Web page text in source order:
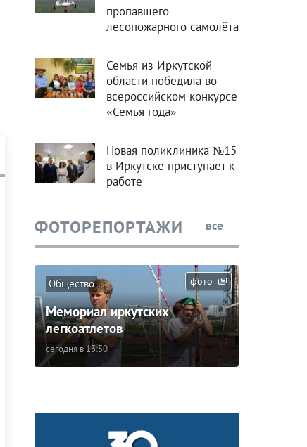
пропавшего
лесопожарного самолёта
Семья из Иркутской
области победила во
всероссийском конкурсе
«Семья года»
Новая поликлиника №15
в Иркутске приступает к
работе
ФОТОРЕПОРТАЖИ все
фото
Общество
Мемориал иркутских
легкоатлетов
сегодня в 13:50